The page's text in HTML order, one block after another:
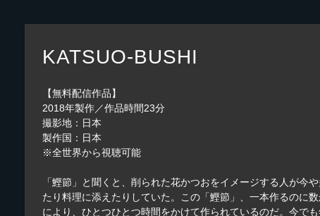
KATSUO-BUSHI
【無料配信作品】
2018年製作／作品時間23分
撮影地：日本
製作国：日本
※全世界から視聴可能
「鰹節」と聞くと、削られた花かつおをイメージする人が
たり料理に添えたりしていた。この「鰹節」、一本作るのに
により、ひとつひとつ時間をかけて作られているのだ。今で